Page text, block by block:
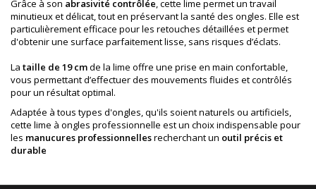
Grâce à son abrasivité contrôlée, cette lime permet un travail
minutieux et délicat, tout en préservant la santé des ongles. Elle est
particulièrement efficace pour les retouches détaillées et permet
d'obtenir une surface parfaitement lisse, sans risques d’éclats.
La taille de 19 cmde la lime offre une prise en main confortable,
vous permettant d’effectuer des mouvements fluides et contrôlés
pour un résultat optimal.
Adaptée à tous types d'ongles, qu'ils soient naturels ou artificiels,
cette lime à ongles professionnelle est un choix indispensable pour
les manucures professionnellesrecherchant un outil précis et
durable